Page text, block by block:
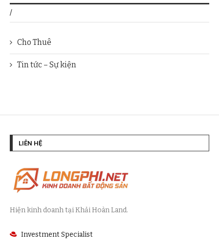
/
Cho Thuê
Tin tức – Sự kiện
LIÊN HỆ
Hiện kinh doanh tại Khải Hoàn Land.
Investment Specialist